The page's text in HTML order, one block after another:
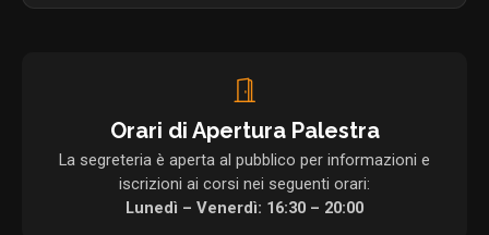
Orari di Apertura Palestra
La segreteria è aperta al pubblico per informazioni e
iscrizioni ai corsi nei seguenti orari:
Lunedì – Venerdì: 16:30 – 20:00